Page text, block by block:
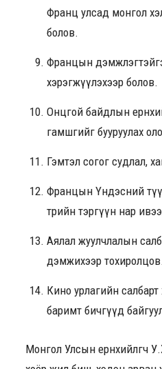
Франц улсад монгол
болов.
Францын
хэрэгжүүлэхээр болов.
Онцгой байдлын
гамшгийг бууруулах
Гэмтэл согог судлал,
Францын Үндэсний
төрийн тэргүүн нар
Аялал жуулчлалын
дэмжихээр тохиролцов.
Кино урлагийн
баримт бичгүүд
Монгол Улсын ерөнхийлөгч